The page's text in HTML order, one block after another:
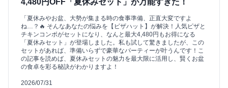
4,480円OFF「夏休みセット」が万能すぎた！
「夏休みやお盆、大勢が集まる時の食事準備、正直大変ですよ
ね…？🔥 そんなあなたの悩みを【ピザハット】が解決！人気ピザと
チキンコンボがセットになり、なんと最大4,480円もお得になる
「夏休みセット」が登場しました。私も試して驚きましたが、この
セットがあれば、準備いらずで豪華なパーティーが叶うんです！こ
の記事を読めば、夏休みセットの魅力を最大限に活用し、賢くお盆
の食卓を彩る秘訣がわかりますよ！
2026/07/31